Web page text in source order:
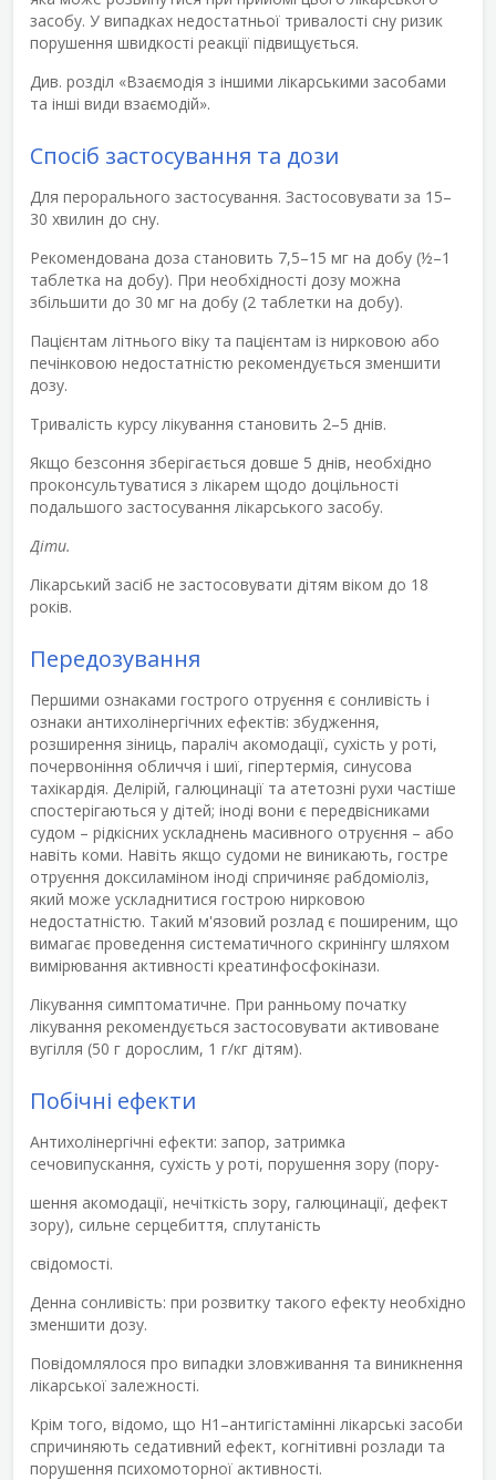
засобу. У випадках недостатньої тривалості сну ризик
порушення швидкості реакції підвищується.
Див. розділ «Взаємодія з іншими лікарськими засобами
та інші види взаємодій».
Спосіб застосування та дози
Для перорального застосування. Застосовувати за 15–
30 хвилин до сну.
Рекомендована доза становить 7,5–15 мг на добу (½–1
таблетка на добу). При необхідності дозу можна
збільшити до 30 мг на добу (2 таблетки на добу).
Пацієнтам літнього віку та пацієнтам із нирковою або
печінковою недостатністю рекомендується зменшити
дозу.
Тривалість курсу лікування становить 2–5 днів.
Якщо безсоння зберігається довше 5 днів, необхідно
проконсультуватися з лікарем щодо доцільності
подальшого застосування лікарського засобу.
Діти.
Лікарський засіб не застосовувати дітям віком до 18
років.
Передозування
Першими ознаками гострого отруєння є сонливість і
ознаки антихолінергічних ефектів: збудження,
розширення зіниць, параліч акомодації, сухість у роті,
почервоніння обличчя і шиї, гіпертермія, синусова
тахікардія. Делірій, галюцинації та атетозні рухи частіше
спостерігаються у дітей; іноді вони є передвісниками
судом – рідкісних ускладнень масивного отруєння – або
навіть коми. Навіть якщо судоми не виникають, гостре
отруєння доксиламіном іноді спричиняє рабдоміоліз,
який може ускладнитися гострою нирковою
недостатністю. Такий м'язовий розлад є поширеним, що
вимагає проведення систематичного скринінгу шляхом
вимірювання активності креатинфосфокінази.
Лікування симптоматичне. При ранньому початку
лікування рекомендується застосовувати активоване
вугілля (50 г дорослим, 1 г/кг дітям).
Побічні ефекти
Антихолінергічні ефекти: запор, затримка
сечовипускання, сухість у роті, порушення зору (пору-
шення акомодації, нечіткість зору, галюцинації, дефект
зору), сильне серцебиття, сплутаність
свідомості.
Денна сонливість: при розвитку такого ефекту необхідно
зменшити дозу.
Повідомлялося про випадки зловживання та виникнення
лікарської залежності.
Крім того, відомо, що H1 –антигістамінні лікарські засоби
спричиняють седативний ефект, когнітивні розлади та
порушення психомоторної активності.